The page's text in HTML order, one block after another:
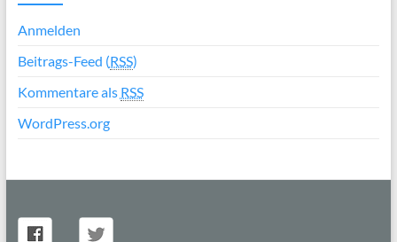
Anmelden
Beitrags-Feed (RSS)
Kommentare als RSS
WordPress.org